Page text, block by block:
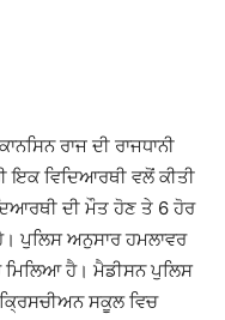
ਰਾਜ ਦੀ ਰਾਜਧਾਨੀ
ਇਕ ਵਿਦਿਆਰਥੀ ਵਲੋਂ ਕੀਤੀ
ਦੀ ਮੌਤ ਹੋਣ ਤੇ 6 ਹੋਰ
ਪੁਲਿਸ ਅਨੁਸਾਰ ਹਮਲਾਵਰ
ਮਿਲਿਆ ਹੈ। ਮੈਡੀਸਨ ਪੁਲਿਸ
ਸਕੂਲ ਵਿਚ